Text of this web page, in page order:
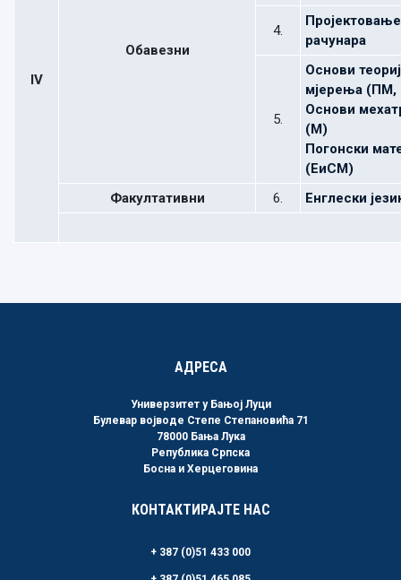
IV
Обавезни
4.
рачунара
5.
Основи
мјерења
Основи
(M)
Погонски
(EиСM)
Факултативни
6. Енглески
АДРЕСА
Универзитет у Бањој Луци
Булевар војводе Степе Степановића 71
78000 Бања Лука
Република Српска
Босна и Херцеговина
КОНТАКТИРАЈТЕ НАС
+ 387 (0)51 433 000